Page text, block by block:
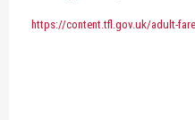
https://content.tfl.gov.uk/adult-